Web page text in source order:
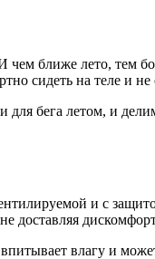
чем ближе лето, тем
сидеть на теле и
для бега летом, и
и с
доставляя
влагу и